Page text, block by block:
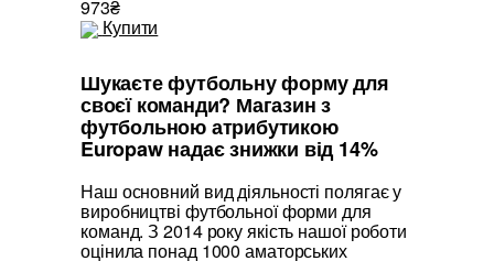
973₴
Купити
Шукаєте футбольну форму для
своєї команди? Магазин з
футбольною атрибутикою
Europaw надає знижки від 14%
Наш основний вид діяльності полягає у
виробництві футбольної форми для
команд. З 2014 року якість нашої роботи
оцінила понад 1000 аматорських